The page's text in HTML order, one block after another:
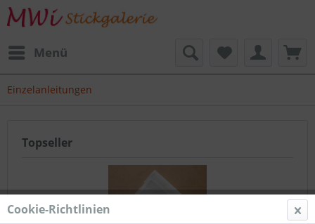
Menü
Einzelanleitungen
Topseller
Cookie-Richtlinien